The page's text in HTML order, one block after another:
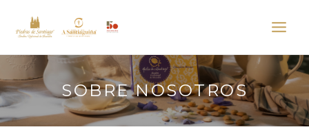
SOBRE NOSOTROS